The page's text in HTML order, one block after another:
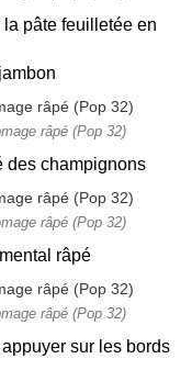
pâte feuilletée en
râpé (Pop 32)
des champignons
râpé (Pop 32)
râpé
râpé (Pop 32)
sur les bords